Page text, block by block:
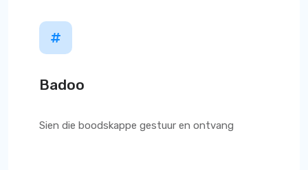
Badoo
Sien die boodskappe gestuur en ontvang